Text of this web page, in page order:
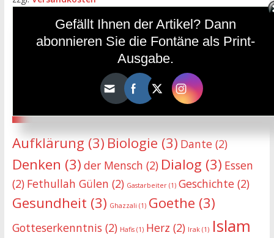
Die Fontäne - Ausgabe 112 (April-Juni 2026)
Aufklärung (3) Biologie (3) Dante(2)
Denken (3) der Mensch (2) Dialog (3) Essen
(2) Fethullah Gülen (2) Gastarbeiter(1) Geschichte(2)
Gesundheit (3) Ghazzali (1) Goethe (3)
Gotteserkenntnis (2) Hafis(1) Herz (2) Irak(1) Islam
Gefällt Ihnen der Artikel? Dann
abonnieren Sie die Fontäne als Print-
Ausgabe.